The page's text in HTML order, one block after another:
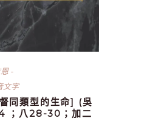
文字
同類型的生命] (吳
；八28-30；加二